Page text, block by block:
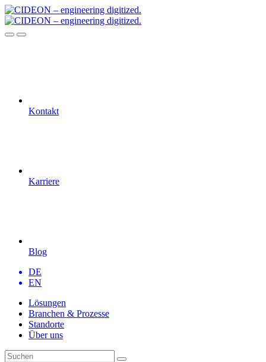
Kontakt
Karriere
Blog
DE
EN
Lösungen
Branchen & Prozesse
Standorte
Über uns